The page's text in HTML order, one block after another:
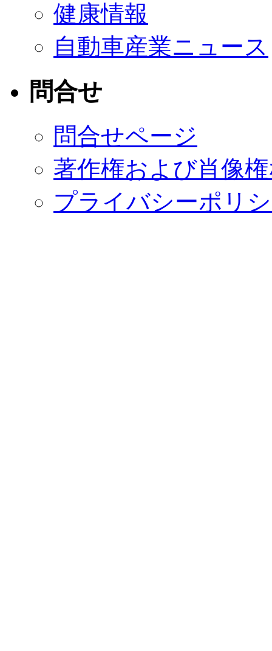
健康情報
自動車産業ニュース
問合せ
問合せページ
著作権および肖像
プライバシーポリ